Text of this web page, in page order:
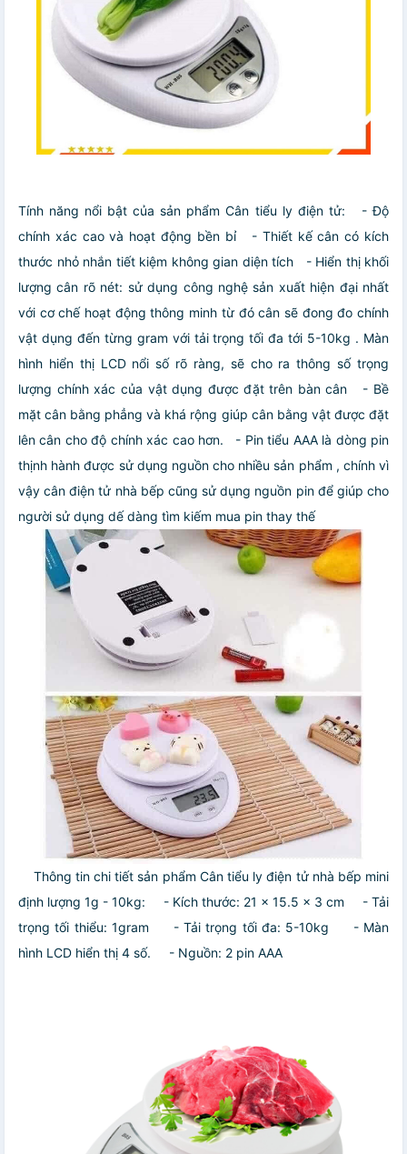
Tính năng nổi bật của sản phẩm Cân tiểu ly điện tử:
- Độ
chính xác cao và hoạt động bền bỉ
- Thiết kế cân có kích
thước nhỏ nhắn tiết kiệm không gian diện tích
- Hiển thị khối
lượng cân rõ nét: sử dụng công nghệ sản xuất hiện đại nhất
với cơ chế hoạt động thông minh từ đó cân sẽ đong đo chính
vật dụng đến từng gram với tải trọng tối đa tới 5-10kg . Màn
hình hiển thị LCD nổi số rõ ràng, sẽ cho ra thông số trọng
lượng chính xác của vật dụng được đặt trên bàn cân
- Bề
mặt cân bằng phẳng và khá rộng giúp cân bằng vật được đặt
lên cân cho độ chính xác cao hơn.
- Pin tiểu AAA là dòng pin
thịnh hành được sử dụng nguồn cho nhiều sản phẩm , chính vì
vậy cân điện tử nhà bếp cũng sử dụng nguồn pin để giúp cho
người sử dụng dế dàng tìm kiếm mua pin thay thế
Thông tin chi tiết sản phẩm Cân tiểu ly điện tử nhà bếp mini
định lượng 1g - 10kg:
- Kích thước: 21 x 15.5 x 3 cm
- Tải
trọng tối thiểu: 1gram
- Tải trọng tối đa: 5-10kg
- Màn
hình LCD hiển thị 4 số.
- Nguồn: 2 pin AAA